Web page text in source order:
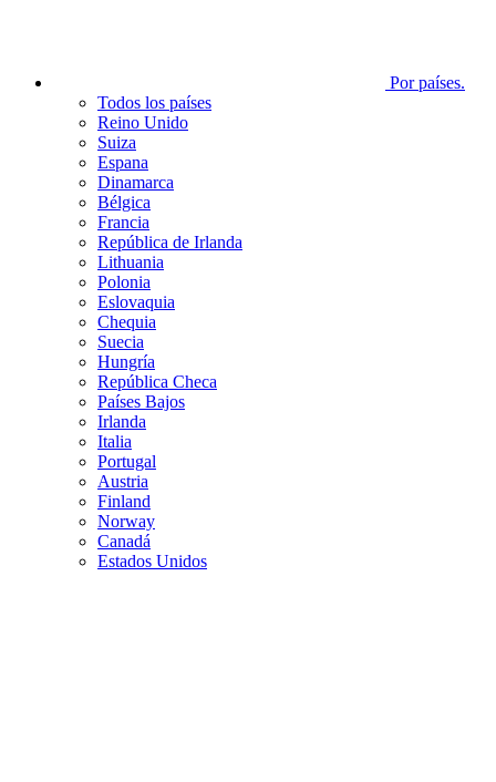
Por países.
Todos los países
Reino Unido
Suiza
Espana
Dinamarca
Bélgica
Francia
República de Irlanda
Lithuania
Polonia
Eslovaquia
Chequia
Suecia
Hungría
República Checa
Países Bajos
Irlanda
Italia
Portugal
Austria
Finland
Norway
Canadá
Estados Unidos